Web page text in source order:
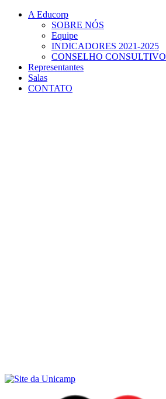
Conteúdo principal
A Educorp
SOBRE NÓS
Equipe
INDICADORES 2021-2025
CONSELHO CONSULTIVO
Representantes
Salas
CONTATO